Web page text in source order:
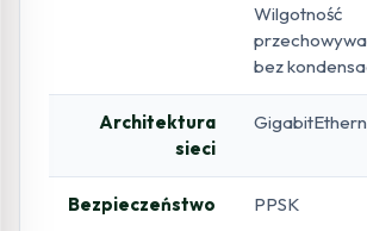
Wilgotność
bez
Architektura
sieci
Bezpieczeństwo PPSK